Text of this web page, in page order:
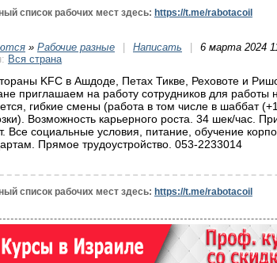
список рабочих мест здесь: https://t.me/rabotacoil
» Рабочие разные | Написать |
6 марта 2024
Вся страна
KFC в Ашдоде, Петах Тикве, Реховоте и
приглашаем на работу сотрудников для работы
гибкие смены (работа в том числе в шаббат
Возможность карьерного роста. 34 шек/час.
Все социальные условия, питание, обучение
Прямое трудоустройство. 053-2233014
список рабочих мест здесь: https://t.me/rabotacoil